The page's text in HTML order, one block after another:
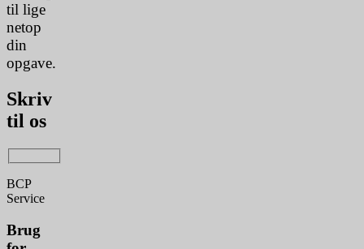
til lige
netop
din
opgave.
Skriv
til os
BCP
Service
Brug